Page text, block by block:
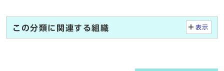
この分類に関連する組織 表示